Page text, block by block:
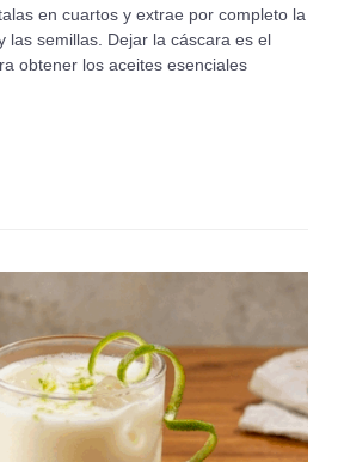
en cuartos y extrae por completo la
las semillas. Dejar la cáscara es el
obtener los aceites esenciales